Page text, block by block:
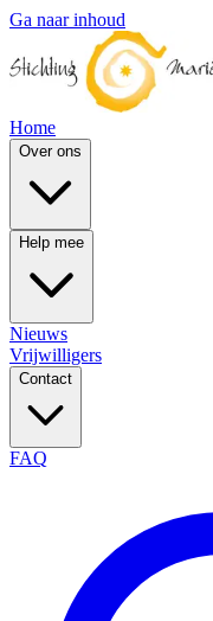
Ga naar inhoud
Home
Over ons
Help mee
Nieuws
Vrijwilligers
Contact
FAQ